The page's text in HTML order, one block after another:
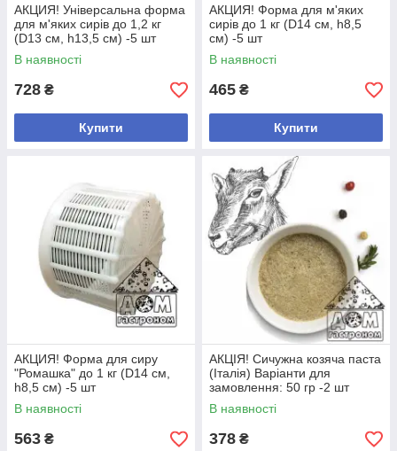
АКЦИЯ! Універсальна форма
для м'яких сирів до 1,2 кг
(D13 см, h13,5 см) -5 шт
В наявності
728 ₴
Купити
АКЦИЯ! Форма для м'яких
сирів до 1 кг (D14 см, h8,5
см) -5 шт
В наявності
465 ₴
Купити
АКЦИЯ! Форма для сиру
"Ромашка" до 1 кг (D14 см,
h8,5 см) -5 шт
В наявності
563 ₴
АКЦІЯ! Cичужна козяча паста
(Італія) Варіанти для
замовлення: 50 гр -2 шт
В наявності
378 ₴